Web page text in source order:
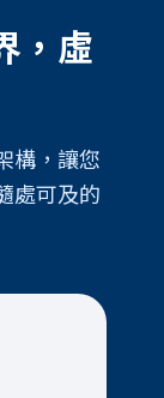
，虛
構，讓您
處可及的